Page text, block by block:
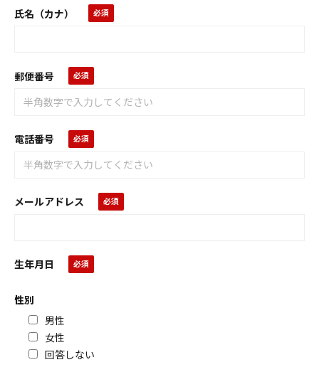
氏名（カナ）
郵便番号
電話番号
メールアドレス
生年月日
性別
男性
女性
回答しない